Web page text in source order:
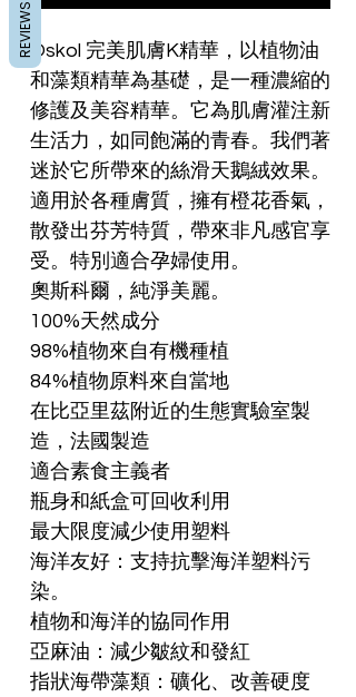
Oskol 完美肌膚K精華，以植物油
和藻類精華為基礎，是一種濃縮的
修護及美容精華。它為肌膚灌注新
生活力，如同飽滿的青春。我們著
迷於它所帶來的絲滑天鵝絨效果。
適用於各種膚質，擁有橙花香氣，
散發出芬芳特質，帶來非凡感官享
受。特別適合孕婦使用。
奧斯科爾，純淨美麗。
100%天然成分
98%植物來自有機種植
84%植物原料來自當地
在比亞里茲附近的生態實驗室製
造，法國製造
適合素食主義者
瓶身和紙盒可回收利用
最大限度減少使用塑料
海洋友好：支持抗擊海洋塑料污
染。
植物和海洋的協同作用
亞麻油：減少皺紋和發紅
指狀海帶藻類：礦化、改善硬度
REVIEWS